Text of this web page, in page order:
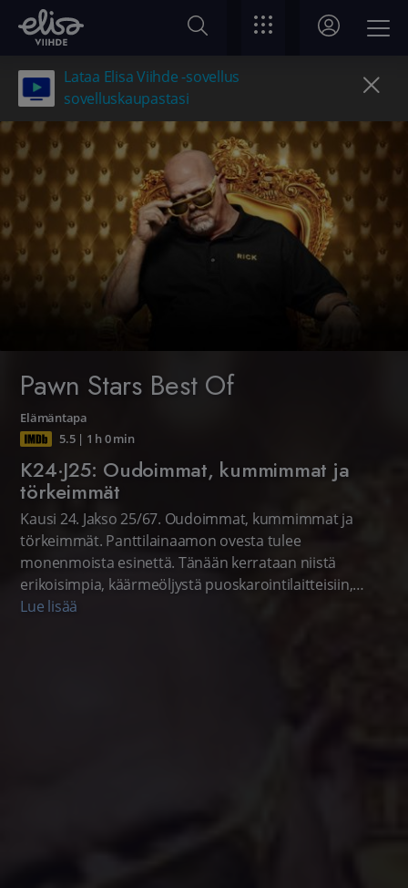
Lataa Elisa Viihde -sovellus
sovelluskaupastasi
Pawn Stars Best Of
Elämäntapa
5.5| 1 h 0 min
K24·J25: Oudoimmat, kummimmat ja
törkeimmät
Kausi 24. Jakso 25/67. Oudoimmat, kummimmat ja
törkeimmät. Panttilainaamon ovesta tulee
monenmoista esinettä. Tänään kerrataan niistä
erikoisimpia, käärmeöljystä puoskarointilaitteisiin,
fossiileista muumioihin ja Picassosta purkilliseen
Lue lisää